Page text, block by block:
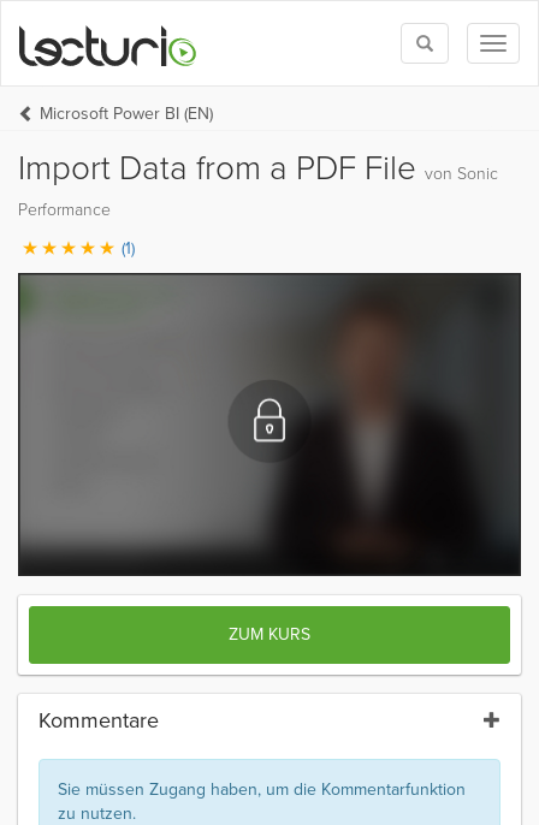
Toggle
search
Microsoft Power BI (EN)
Import Data from a PDF File von Sonic
Performance
(1)
ZUM KURS
Kommentare
Sie müssen Zugang haben, um die Kommentarfunktion
zu nutzen.